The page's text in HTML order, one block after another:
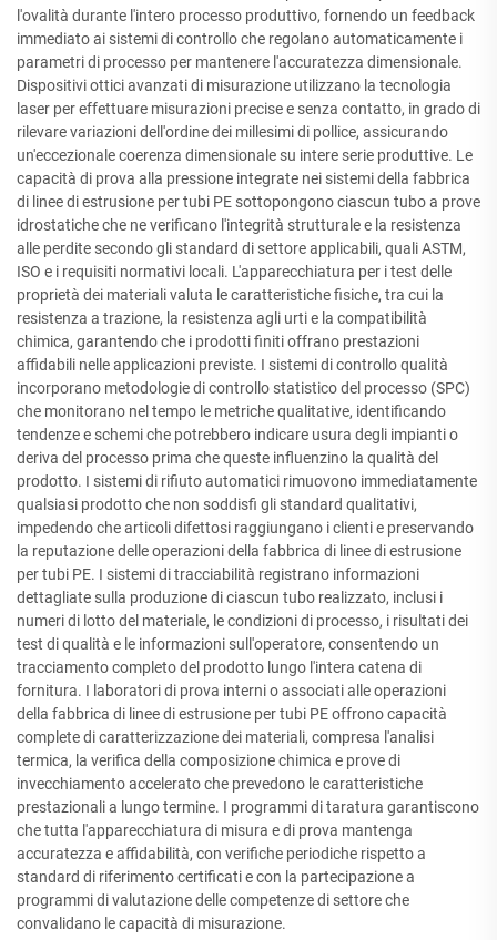
l'ovalità durante l'intero processo produttivo, fornendo un feedback
immediato ai sistemi di controllo che regolano automaticamente i
parametri di processo per mantenere l'accuratezza dimensionale.
Dispositivi ottici avanzati di misurazione utilizzano la tecnologia
laser per effettuare misurazioni precise e senza contatto, in grado di
rilevare variazioni dell'ordine dei millesimi di pollice, assicurando
un'eccezionale coerenza dimensionale su intere serie produttive. Le
capacità di prova alla pressione integrate nei sistemi della fabbrica
di linee di estrusione per tubi PE sottopongono ciascun tubo a prove
idrostatiche che ne verificano l'integrità strutturale e la resistenza
alle perdite secondo gli standard di settore applicabili, quali ASTM,
ISO e i requisiti normativi locali. L'apparecchiatura per i test delle
proprietà dei materiali valuta le caratteristiche fisiche, tra cui la
resistenza a trazione, la resistenza agli urti e la compatibilità
chimica, garantendo che i prodotti finiti offrano prestazioni
affidabili nelle applicazioni previste. I sistemi di controllo qualità
incorporano metodologie di controllo statistico del processo (SPC)
che monitorano nel tempo le metriche qualitative, identificando
tendenze e schemi che potrebbero indicare usura degli impianti o
deriva del processo prima che queste influenzino la qualità del
prodotto. I sistemi di rifiuto automatici rimuovono immediatamente
qualsiasi prodotto che non soddisfi gli standard qualitativi,
impedendo che articoli difettosi raggiungano i clienti e preservando
la reputazione delle operazioni della fabbrica di linee di estrusione
per tubi PE. I sistemi di tracciabilità registrano informazioni
dettagliate sulla produzione di ciascun tubo realizzato, inclusi i
numeri di lotto del materiale, le condizioni di processo, i risultati dei
test di qualità e le informazioni sull'operatore, consentendo un
tracciamento completo del prodotto lungo l'intera catena di
fornitura. I laboratori di prova interni o associati alle operazioni
della fabbrica di linee di estrusione per tubi PE offrono capacità
complete di caratterizzazione dei materiali, compresa l'analisi
termica, la verifica della composizione chimica e prove di
invecchiamento accelerato che prevedono le caratteristiche
prestazionali a lungo termine. I programmi di taratura garantiscono
che tutta l'apparecchiatura di misura e di prova mantenga
accuratezza e affidabilità, con verifiche periodiche rispetto a
standard di riferimento certificati e con la partecipazione a
programmi di valutazione delle competenze di settore che
convalidano le capacità di misurazione.